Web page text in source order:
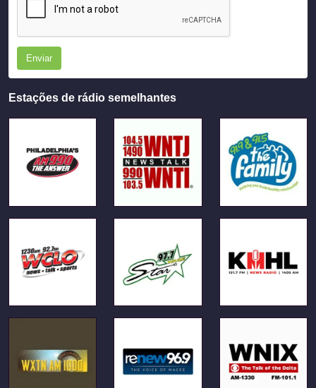
Enviar
Estações de rádio semelhantes